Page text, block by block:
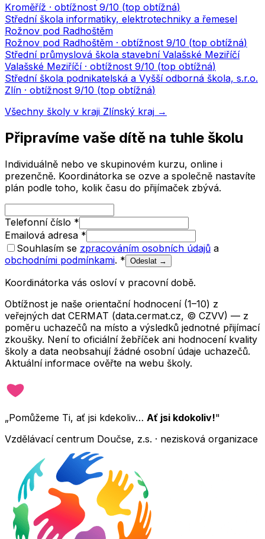
Kroměříž · obtížnost 9/10 (top obtížná)
Střední škola informatiky, elektrotechniky a řemesel
Rožnov pod Radhoštěm
Rožnov pod Radhoštěm · obtížnost 9/10 (top obtížná)
Střední průmyslová škola stavební Valašské Meziříčí
Valašské Meziříčí· obtížnost 9/10 (top obtížná)
Střední škola podnikatelská a Vyšší odborná škola, s.r.o.
Zlín · obtížnost 9/10 (top obtížná)
Všechny školy v kraji Zlínský kraj →
Připravíme vaše dítě na tuhle školu
Individuálně nebo ve skupinovém kurzu, online i
prezenčně. Koordinátorka se ozve a společně nastavíte
plán podle toho, kolik času do přijímaček zbývá.
Telefonní číslo *
Emailová adresa *
Souhlasím se zpracováním osobních údajů a
obchodními podmínkami. * Odeslat →
Koordinátorka vás osloví v pracovní době.
Obtížnost je naše orientační hodnocení (1–10) z
veřejných dat CERMAT (data.cermat.cz, © CZVV) — z
poměru uchazečů na místo a výsledků jednotné přijímací
zkoušky. Není to oficiální žebříček ani hodnocení kvality
školy a data neobsahují žádné osobní údaje uchazečů.
Aktuální informace ověřte na webu školy.
„Pomůžeme Ti, ať jsi kdekoliv… Ať jsi kdokoliv!"
Vzdělávací centrum Doučse, z.s. · nezisková organizace